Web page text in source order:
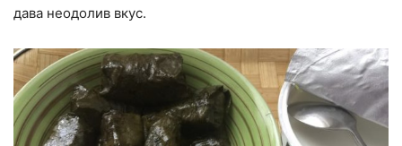
дава неодолив вкус.